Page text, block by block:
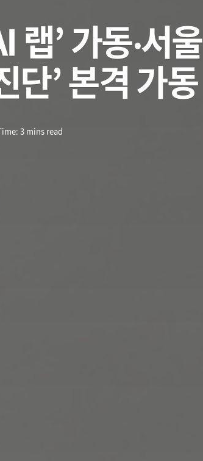
’ 가동‧서울
단’ 본격 가동
3 mins read